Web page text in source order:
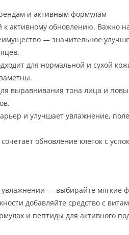
и активным формулам
активному обновлению. Важно
— значительное
для нормальной и сухой
выравнивания тона лица и
и улучшает увлажнение,
обновление клеток с
увлажнении — выбирайте мягкие
добавляйте средство с
и пептиды для активного